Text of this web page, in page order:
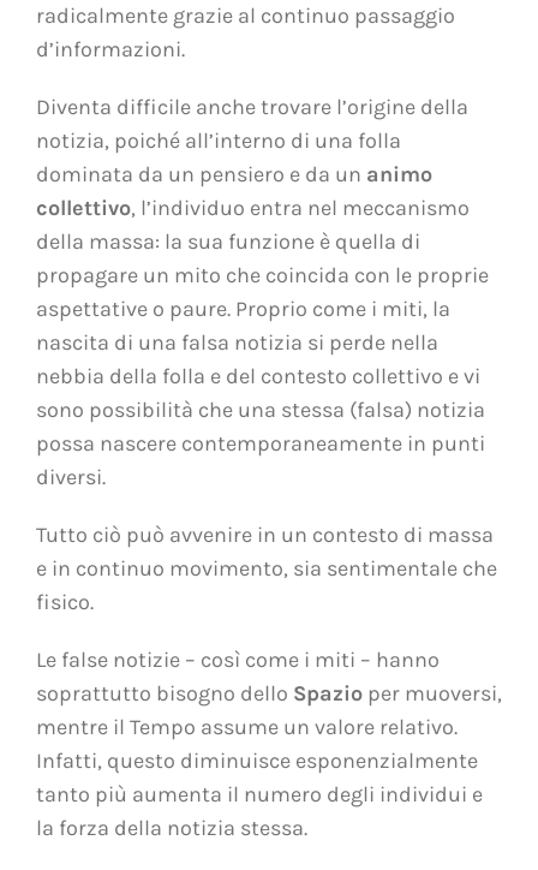
radicalmente grazie al continuo passaggio
d’informazioni.
Diventa difficile anche trovare l’origine della
notizia, poiché all’interno di una folla
dominata da un pensiero e da un animo
collettivo, l’individuo entra nel meccanismo
della massa: la sua funzione è quella di
propagare un mito che coincida con le proprie
aspettative o paure. Proprio come i miti, la
nascita di una falsa notizia si perde nella
nebbia della folla e del contesto collettivo e vi
sono possibilità che una stessa (falsa) notizia
possa nascere contemporaneamente in punti
diversi.
Tutto ciò può avvenire in un contesto di massa
e in continuo movimento, sia sentimentale che
fisico.
Le false notizie – così come i miti – hanno
soprattutto bisogno dello Spazioper muoversi,
mentre il Tempo assume un valore relativo.
Infatti, questo diminuisce esponenzialmente
tanto più aumenta il numero degli individui e
la forza della notizia stessa.